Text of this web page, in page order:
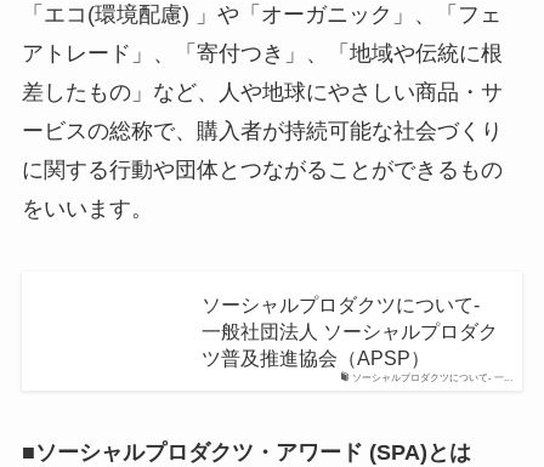
「エコ(環境配慮) 」や「オーガニック」、「フェ
アトレード」、「寄付つき」、「地域や伝統に根
差したもの」など、人や地球にやさしい商品・サ
ービスの総称で、購入者が持続可能な社会づくり
に関する行動や団体とつながることができるもの
をいいます。
ソーシャルプロダクツについて- 一...
ソーシャルプロダクツについて-
一般社団法人 ソーシャルプロダク
ツ普及推進協会（APSP）
■ソーシャルプロダクツ・アワード (SPA)とは